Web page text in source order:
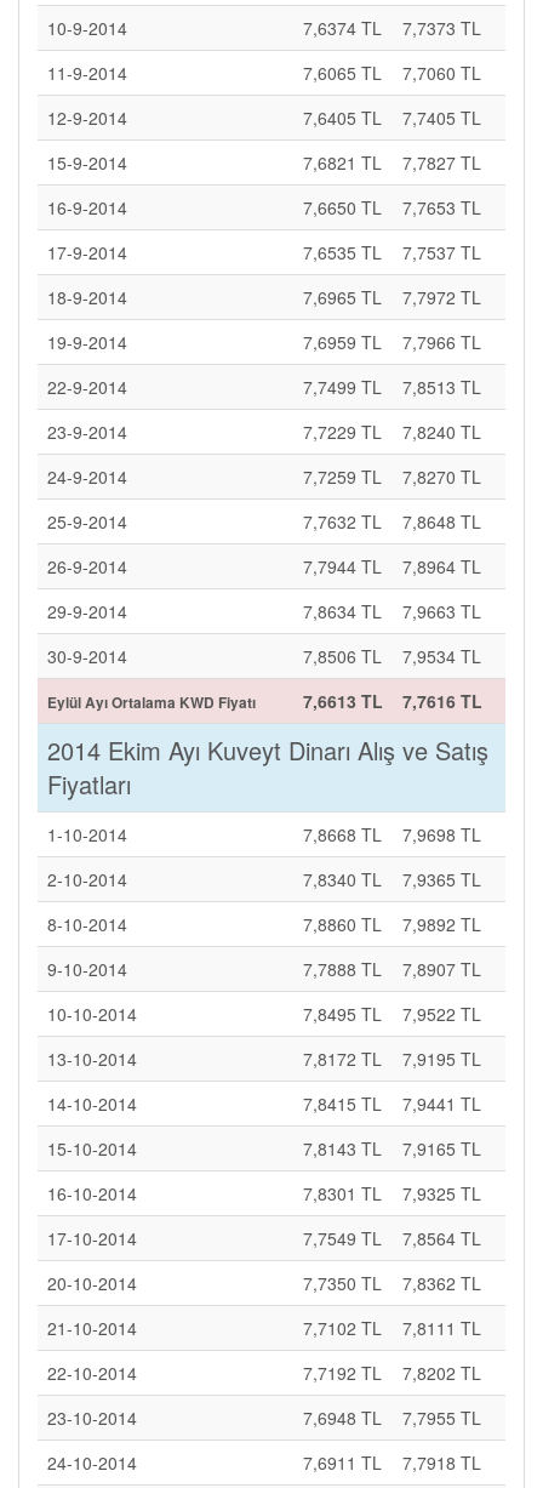
10-9-2014
7,6374 TL
7,7373 TL
11-9-2014
7,6065 TL
7,7060 TL
12-9-2014
7,6405 TL
7,7405 TL
15-9-2014
7,6821 TL
7,7827 TL
16-9-2014
7,6650 TL
7,7653 TL
17-9-2014
7,6535 TL
7,7537 TL
18-9-2014
7,6965 TL
7,7972 TL
19-9-2014
7,6959 TL
7,7966 TL
22-9-2014
7,7499 TL
7,8513 TL
23-9-2014
7,7229 TL
7,8240 TL
24-9-2014
7,7259 TL
7,8270 TL
25-9-2014
7,7632 TL
7,8648 TL
26-9-2014
7,7944 TL
7,8964 TL
29-9-2014
7,8634 TL
7,9663 TL
30-9-2014
7,8506 TL 7,9534 TL
Eylül Ayı Ortalama KWD Fiyatı 7,6613 TL 7,7616 TL
2014 Ekim Ayı Kuveyt Dinarı Alış ve Satış
Fiyatları
1-10-2014 7,8668 TL
7,9698 TL
2-10-2014
7,8340 TL
7,9365 TL
8-10-2014
7,8860 TL
7,9892 TL
9-10-2014
7,7888 TL
7,8907 TL
10-10-2014
7,8495 TL
7,9522 TL
13-10-2014
7,8172 TL
7,9195 TL
14-10-2014
7,8415 TL
7,9441 TL
15-10-2014
7,8143 TL
7,9165 TL
16-10-2014
7,8301 TL
7,9325 TL
17-10-2014
7,7549 TL
7,8564 TL
20-10-2014
7,7350 TL
7,8362 TL
21-10-2014
7,7102 TL
7,8111 TL
22-10-2014
7,7192 TL
7,8202 TL
23-10-2014
7,6948 TL
7,7955 TL
24-10-2014
7,6911 TL 7,7918 TL